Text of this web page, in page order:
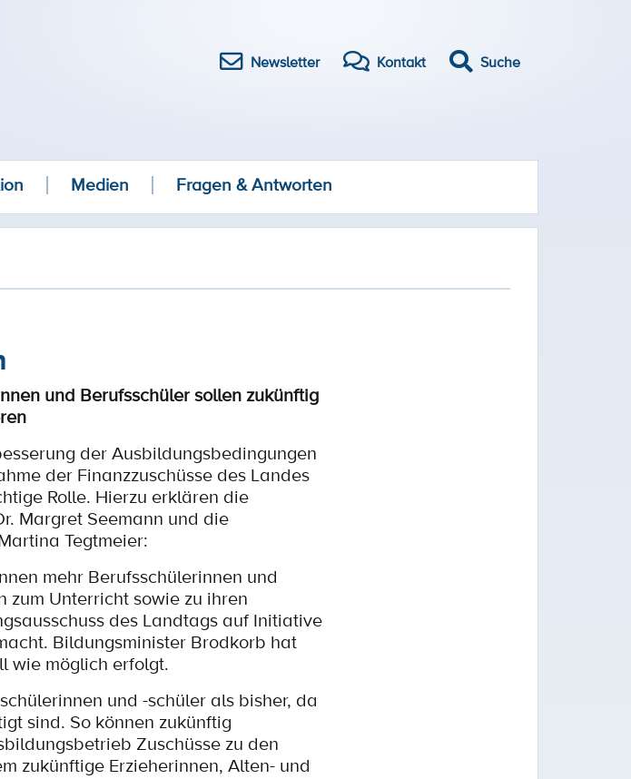
Newsletter Kontakt Suche
Medien Fragen & Antworten
und Berufsschüler sollen zukünftig
der Ausbildungsbedingungen
der Finanzzuschüsse des Landes
Rolle. Hierzu erklären die
Margret Seemann und die
Tegtmeier:
mehr Berufsschülerinnen und
zum Unterricht sowie zu ihren
des Landtags auf Initiative
Bildungsminister Brodkorb hat
wie möglich erfolgt.
und -schüler als bisher, da
sind. So können zukünftig
Zuschüsse zu den
zukünftige Erzieherinnen, Alten- und